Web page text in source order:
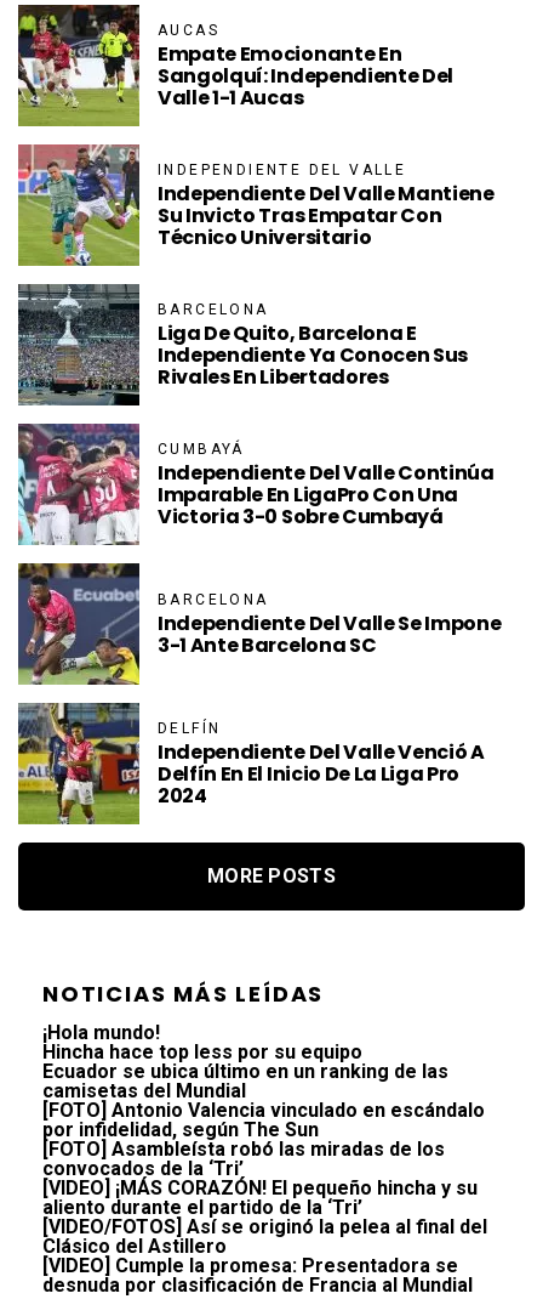
AUCAS
Empate Emocionante En
Sangolquí: Independiente Del
Valle 1-1 Aucas
INDEPENDIENTE DEL VALLE
Independiente Del Valle Mantiene
Su Invicto Tras Empatar Con
Técnico Universitario
BARCELONA
Liga De Quito, Barcelona E
Independiente Ya Conocen Sus
Rivales En Libertadores
CUMBAYÁ
Independiente Del Valle Continúa
Imparable En LigaPro Con Una
Victoria 3-0 Sobre Cumbayá
BARCELONA
Independiente Del Valle Se Impone
3-1 Ante Barcelona SC
DELFÍN
Independiente Del Valle Venció A
Delfín En El Inicio De La Liga Pro
2024
MORE POSTS
NOTICIAS MÁS LEÍDAS
¡Hola mundo!
Hincha hace top less por su equipo
Ecuador se ubica último en un ranking de las
camisetas del Mundial
[FOTO] Antonio Valencia vinculado en escándalo
por infidelidad, según The Sun
[FOTO] Asambleísta robó las miradas de los
convocados de la ‘Tri’
[VIDEO] ¡MÁS CORAZÓN! El pequeño hincha y su
aliento durante el partido de la ‘Tri’
[VIDEO/FOTOS] Así se originó la pelea al final del
Clásico del Astillero
[VIDEO] Cumple la promesa: Presentadora se
desnuda por clasificación de Francia al Mundial